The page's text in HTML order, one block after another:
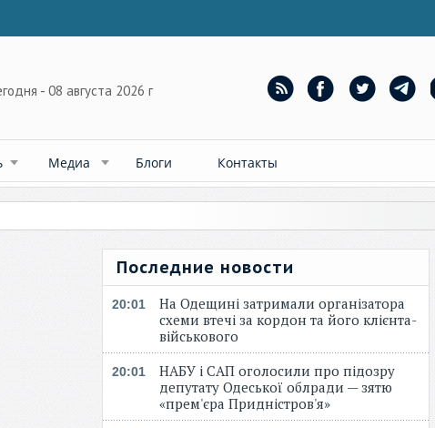
- 08 августа 2026 г
Медиа Блоги Контакты
Последние новости
20:01
На Одещині затримали організатора
схеми втечі за кордон та його клієнта-
військового
20:01
НАБУ і САП оголосили про підозру
депутату Одеської облради — зятю
«прем'єра Придністров'я»